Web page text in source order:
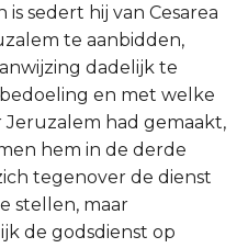
sedert hij van Cesarea
te aanbidden,
dadelijk te
en met welke
Jeruzalem had gemaakt,
hem in de derde
tegenover de dienst
stellen, maar
de godsdienst op